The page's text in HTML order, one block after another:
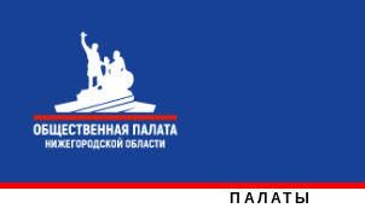
ПРОЕКТЫ НИЖЕГОРОДСКОЙ
ПАЛАТЫ